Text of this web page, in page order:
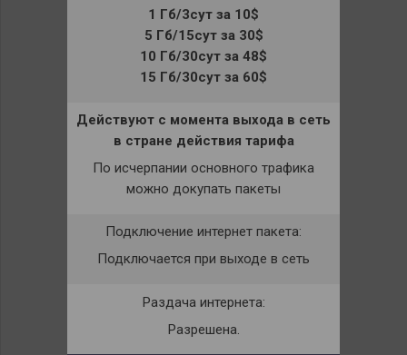
1 Гб/3сут за 10$
5 Гб/15сут за 30$
10 Гб/30сут за 48$
15 Гб/30сут за 60$
Действуют с момента выхода в сеть
в стране действия тарифа
По исчерпании основного трафика
можно докупать пакеты
Подключение интернет пакета:
Подключается при выходе в сеть
Раздача интернета:
Разрешена.